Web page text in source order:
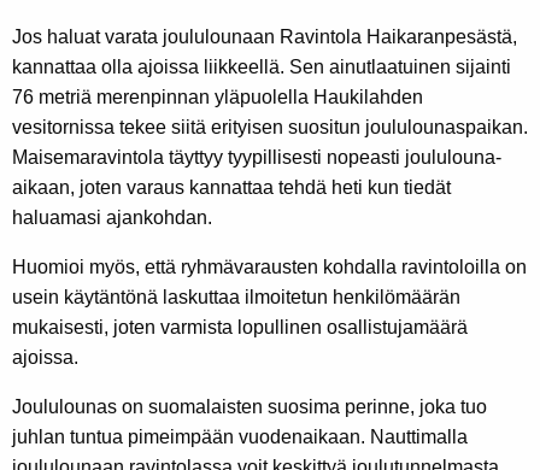
Jos haluat varata joululounaan Ravintola Haikaranpesästä,
kannattaa olla ajoissa liikkeellä. Sen ainutlaatuinen sijainti
76 metriä merenpinnan yläpuolella Haukilahden
vesitornissa tekee siitä erityisen suositun joululounaspaikan.
Maisemaravintola täyttyy tyypillisesti nopeasti joululouna-
aikaan, joten varaus kannattaa tehdä heti kun tiedät
haluamasi ajankohdan.
Huomioi myös, että ryhmävarausten kohdalla ravintoloilla on
usein käytäntönä laskuttaa ilmoitetun henkilömäärän
mukaisesti, joten varmista lopullinen osallistujamäärä
ajoissa.
Joululounas on suomalaisten suosima perinne, joka tuo
juhlan tuntua pimeimpään vuodenaikaan. Nauttimalla